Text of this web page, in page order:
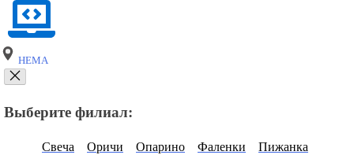
НЕМА
Выберите филиал:
Свеча Оричи Опарино Фаленки
Пижанка